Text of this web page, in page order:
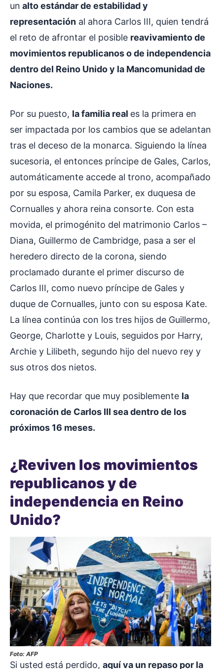
un alto estándar de estabilidad y
representación al ahora Carlos III, quien tendrá
el reto de afrontar el posible reavivamiento de
movimientos republicanos o de independencia
dentro del Reino Unido y la Mancomunidad de
Naciones.
Por su puesto, la familia real es la primera en
ser impactada por los cambios que se adelantan
tras el deceso de la monarca. Siguiendo la línea
sucesoria, el entonces príncipe de Gales, Carlos,
automáticamente accede al trono, acompañado
por su esposa, Camila Parker, ex duquesa de
Cornualles y ahora reina consorte. Con esta
movida, el primogénito del matrimonio Carlos –
Diana, Guillermo de Cambridge, pasa a ser el
heredero directo de la corona, siendo
proclamado durante el primer discurso de
Carlos III, como nuevo príncipe de Gales y
duque de Cornualles, junto con su esposa Kate.
La línea continúa con los tres hijos de Guillermo,
George, Charlotte y Louis, seguidos por Harry,
Archie y Lilibeth, segundo hijo del nuevo rey y
sus otros dos nietos.
Hay que recordar que muy posiblemente la
coronación de Carlos III sea dentro de los
próximos 16 meses.
¿Reviven los movimientos
republicanos y de
independencia en Reino
Unido?
Foto: AFP
Si usted está perdido, aquí va un repaso por la